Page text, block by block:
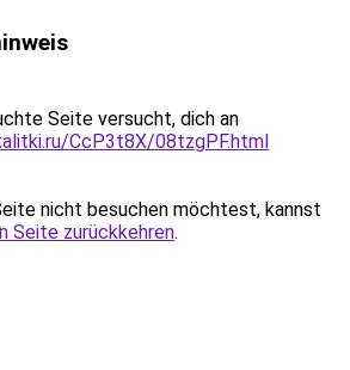
Seite versucht, dich an
CcP3t8X/08tzgPF.html
nicht besuchen möchtest, kannst
Seite zurückkehren.